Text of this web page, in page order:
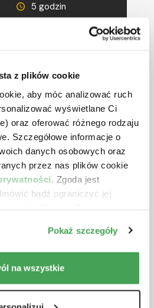
z plików cookie
aby móc analizować ruch
wyświetlane Ci
oraz oferować różnego rodzaju
Szczegółowe informacje o
danych osobowych oraz
przez nas plików cookie
. Zgoda jest
bądź ograniczyć jej
Pokaż szczegóły
na wszystkie
5 godzin
zagadnienia
Gniłka
VAT
Krawczyk
5 godzin